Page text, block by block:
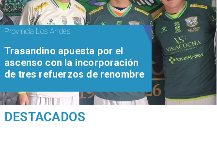
Provincia Los Andes
Trasandino apuesta por el
ascenso con la incorporación
de tres refuerzos de renombre
DESTACADOS